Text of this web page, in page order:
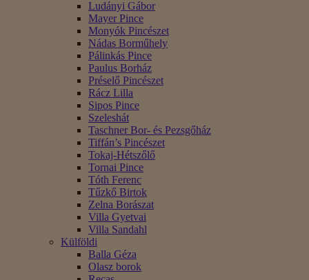
Ludányi Gábor
Mayer Pince
Monyók Pincészet
Nádas Borműhely
Pálinkás Pince
Paulus Borház
Préselő Pincészet
Rácz Lilla
Sipos Pince
Szeleshát
Taschner Bor- és Pezsgőház
Tiffán’s Pincészet
Tokaj-Hétszőlő
Tornai Pince
Tóth Ferenc
Tűzkő Birtok
Zelna Borászat
Villa Gyetvai
Villa Sandahl
Külföldi
Balla Géza
Olasz borok